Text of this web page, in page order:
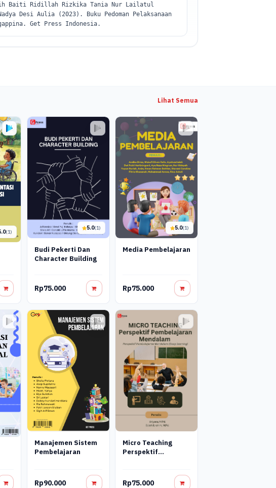
Baiti Ridillah Rizkika Tania Nur Lailatul
Desi Aulia (2023). Buku Pedoman Pelaksanaan
Get Press Indonesia.
Lihat Semua
(1)
5.0(1)
Budi Pekerti Dan
Character Building
Rp75.000
5.0(1)
Media Pembelajaran
Rp75.000
Manajemen Sistem
Pembelajaran
Rp90.000
Micro Teaching
Perspektif
Learning)
Rp75.000